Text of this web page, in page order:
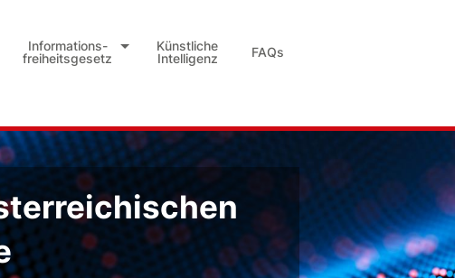
Informations-
freiheitsgesetz
Künstliche
Intelligenz
FAQs